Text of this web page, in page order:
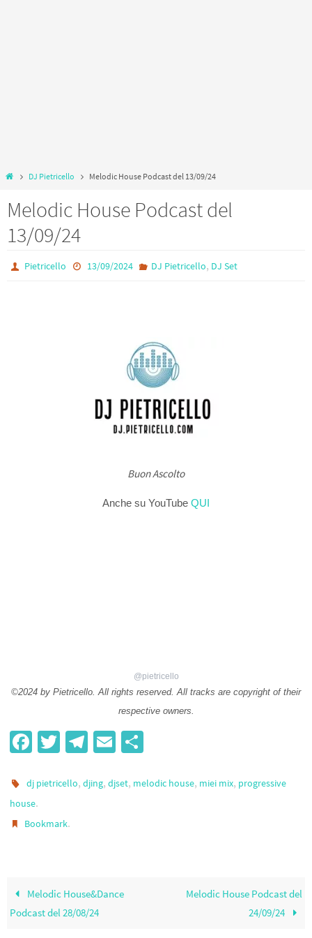
HomeDJ Pietricello Melodic House Podcast del 13/09/24
Melodic House Podcast del
13/09/24
Pietricello 13/09/2024 DJ Pietricello, DJ Set
Buon Ascolto
Anche su YouTube QUI
@pietricello
©2024 by Pietricello. All rights reserved. All tracks are copyright of their
respective owners.
Fa
b
o
o
T
tt
Te
gr
E
ail ar
dj pietricello,djing,djset, melodic house, miei mix, progressive
house.
Bookmark.
Melodic House&Dance
Podcast del 28/08/24
Melodic House Podcast del
24/09/24